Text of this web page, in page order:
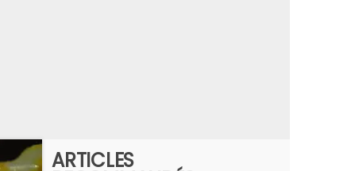
ARTICLES